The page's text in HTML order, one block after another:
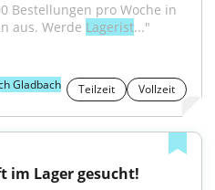
Bestellungen pro Woche in
aus. Werde Lagerist..."
Gladbach Teilzeit Vollzeit
Lager gesucht!